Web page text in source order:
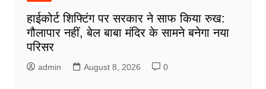
हाईकोर्ट शिफ्टिंग पर सरकार ने साफ किया रुख:
गौलापार नहीं, बेल बाबा मंदिर के सामने बनेगा नया
परिसर
admin August 8, 2026 0